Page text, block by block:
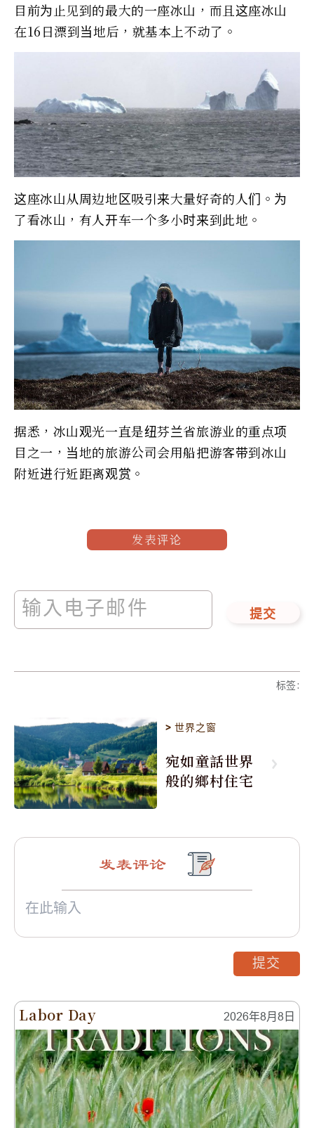
目前为止见到的最大的一座冰山，而且这座冰山
在16日漂到当地后，就基本上不动了。
这座冰山从周边地区吸引来大量好奇的人们。为
了看冰山，有人开车一个多小时来到此地。
据悉，冰山观光一直是纽芬兰省旅游业的重点项
目之一，当地的旅游公司会用船把游客带到冰山
附近进行近距离观赏。
发表评论
提交
标签:
>世界之窗
宛如童話世界
般的鄉村住宅
Labor Day 2026年8月8日
发表评论
提交